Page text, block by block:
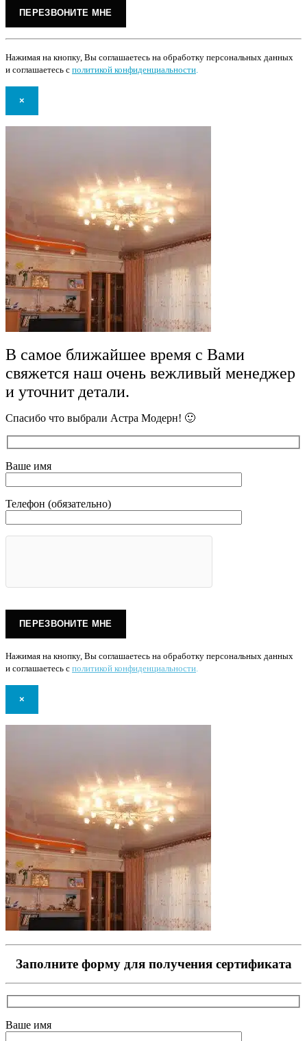
Нажимая на кнопку, Вы соглашаетесь на обработку персональных данных
и соглашаетесь с политикой конфиденциальности
×
В самое ближайшее время с Вами
свяжется наш очень вежливый менеджер
и уточнит детали.
Спасибо что выбрали Астра Модерн! 🙂
Ваше имя
Телефон (обязательно)
Нажимая на кнопку, Вы соглашаетесь на обработку персональных данных
и соглашаетесь с политикой конфиденциальности
×
Заполните форму для получения сертификата
Ваше имя